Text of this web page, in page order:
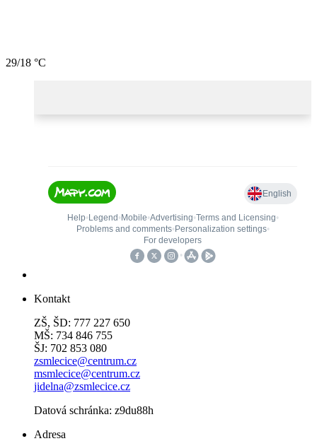
29/18 °C
Kontakt
ZŠ, ŠD: 777 227 650
MŠ: 734 846 755
ŠJ: 702 853 080
zsmlecice@centrum.cz
msmlecice@centrum.cz
jidelna@zsmlecice.cz
Datová schránka: z9du88h
Adresa